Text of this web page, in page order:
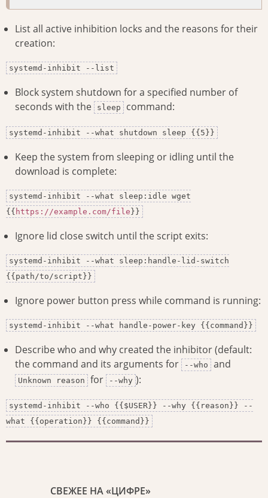
List all active inhibition locks and the reasons for their
creation:
systemd-inhibit --list
Block system shutdown for a specified number of
seconds with the
sleep command:
systemd-inhibit --what shutdown sleep {{5}}
Keep the system from sleeping or idling until the
download is complete:
systemd-inhibit --what sleep:idle wget
{{ https://example.com/file }}
Ignore lid close switch until the script exits:
systemd-inhibit --what sleep:handle-lid-switch
{{path/to/script}}
Ignore power button press while command is running:
systemd-inhibit --what handle-power-key {{command}}
Describe who and why created the inhibitor (default:
the command and its arguments for
--who and
Unknown reason for --why ):
systemd-inhibit --who {{$USER}} --why {{reason}} --
what {{operation}} {{command}}
СВЕЖЕЕ НА «ЦИФРЕ»